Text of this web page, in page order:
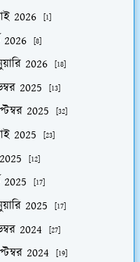
2026 [1]
2026 [8]
2026 [18]
2025 [13]
2025 [32]
2025 [23]
[12]
2025 [17]
2025 [17]
2024 [27]
2024 [19]